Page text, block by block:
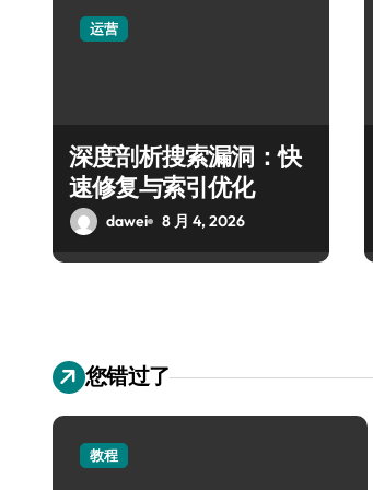
运营
深度剖析搜索漏洞：快
速修复与索引优化
dawei 8 月 4, 2026
您错过了
教程